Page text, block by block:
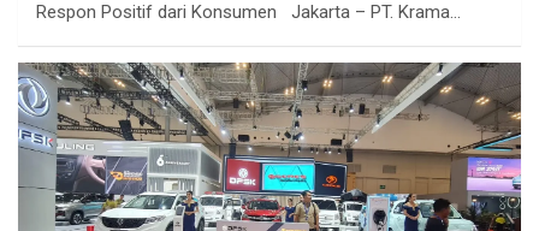
Respon Positif dari Konsumen Jakarta – PT. Krama…